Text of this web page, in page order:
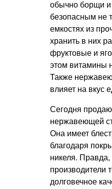
обычно борщи и
безопасным не
емкостях из
хранить в них
фруктовые и
этом витамины
Также
влияет на вкус
Сегодня
нержавеющей
Она имеет
благодаря
никеля. Правда,
производители
долговечное